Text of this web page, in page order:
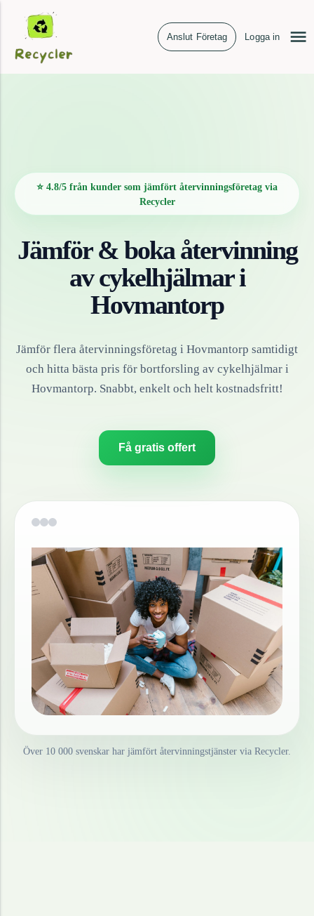
Anslut Företag Logga in
⭐ 4.8/5 från kunder som jämfört återvinningsföretag via
Recycler
Jämför & boka återvinning
avcykelhjälmari
Hovmantorp
Jämför flera återvinningsföretag i Hovmantorp samtidigt
och hitta bästa pris för bortforsling av cykelhjälmari
Hovmantorp. Snabbt, enkelt och helt kostnadsfritt!
Få gratis offert
Över 10 000 svenskar har jämfört återvinningstjänster via Recycler.